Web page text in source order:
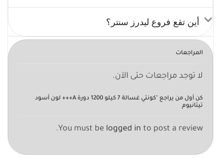
أين تقع فروع ليدرز سنتر؟
المراجعات
لا توجد مراجعات حتى الآن.
كن أول من يراجع "كونتي غسالة 7 كيلو 1200 دورة A+++ لون أسود
تيتانيوم
You must be logged in to post a review.